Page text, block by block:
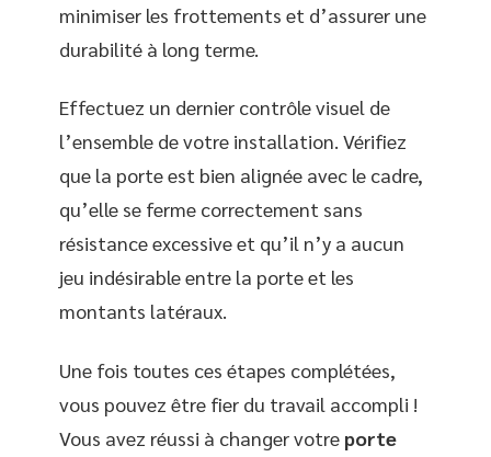
minimiser les frottements et d’assurer une
durabilité à long terme.
Effectuez un dernier contrôle visuel de
l’ensemble de votre installation. Vérifiez
que la porte est bien alignée avec le cadre,
qu’elle se ferme correctement sans
résistance excessive et qu’il n’y a aucun
jeu indésirable entre la porte et les
montants latéraux.
Une fois toutes ces étapes complétées,
vous pouvez être fier du travail accompli !
Vous avez réussi à changer votre porte